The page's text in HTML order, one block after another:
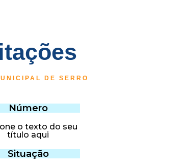
DE SERRO
Número
o texto do seu
título aqui
Situação